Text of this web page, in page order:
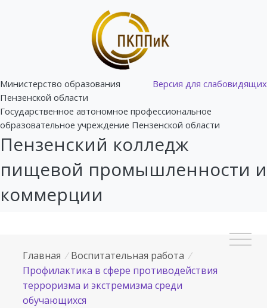
Версия для слабовидящих
Министерство образования
Пензенской области
Государственное автономное профессиональное
образовательное учреждение Пензенской области
Пензенский колледж
пищевой промышленности и
коммерции
Главная / Воспитательная работа /
Профилактика в сфере противодействия
терроризма и экстремизма среди
обучающихся